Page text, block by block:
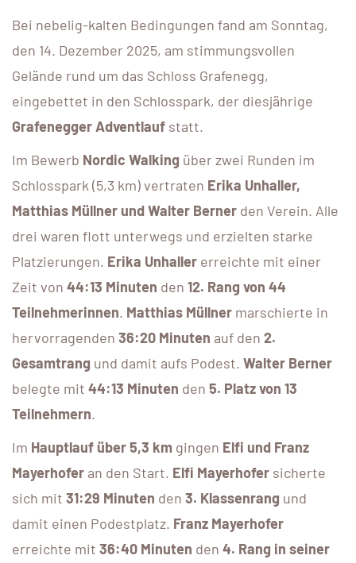
Bei nebelig-kalten Bedingungen fand am Sonntag,
den 14. Dezember 2025, am stimmungsvollen
Gelände rund um das Schloss Grafenegg,
eingebettet in den Schlosspark, der diesjährige
Grafenegger Adventlauf statt.
Im Bewerb Nordic Walking über zwei Runden im
Schlosspark (5,3 km) vertraten Erika Unhaller,
Matthias Müllner und Walter Berner den Verein. Alle
drei waren flott unterwegs und erzielten starke
Platzierungen. Erika Unhaller erreichte mit einer
Zeit von 44:13 Minuten den 12. Rang von 44
Teilnehmerinnen. Matthias Müllner marschierte in
hervorragenden 36:20 Minuten auf den 2.
Gesamtrang und damit aufs Podest. Walter Berner
belegte mit 44:13 Minuten den 5. Platz von 13
Teilnehmern.
Im Hauptlauf über 5,3 km gingen Elfi und Franz
Mayerhofer an den Start. Elfi Mayerhofer sicherte
sich mit 31:29 Minuten den 3. Klassenrang und
damit einen Podestplatz. Franz Mayerhofer
erreichte mit 36:40 Minuten den 4. Rang in seiner